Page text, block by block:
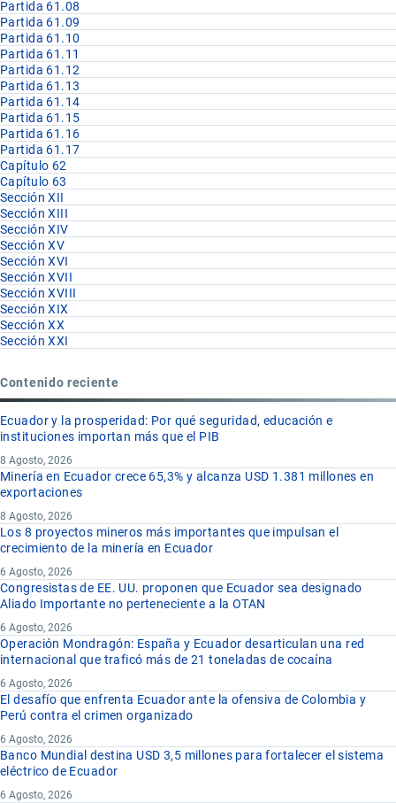
Partida 61.08
Partida 61.09
Partida 61.10
Partida 61.11
Partida 61.12
Partida 61.13
Partida 61.14
Partida 61.15
Partida 61.16
Partida 61.17
Capítulo 62
Capítulo 63
Sección XII
Sección XIII
Sección XIV
Sección XV
Sección XVI
Sección XVII
Sección XVIII
Sección XIX
Sección XX
Sección XXI
Contenido reciente
Ecuador y la prosperidad: Por qué seguridad, educación e
instituciones importan más que el PIB
8 Agosto, 2026
Minería en Ecuador crece 65,3% y alcanza USD 1.381 millones en
exportaciones
8 Agosto, 2026
Los 8 proyectos mineros más importantes que impulsan el
crecimiento de la minería en Ecuador
6 Agosto, 2026
Congresistas de EE. UU. proponen que Ecuador sea designado
Aliado Importante no perteneciente a la OTAN
6 Agosto, 2026
Operación Mondragón: España y Ecuador desarticulan una red
internacional que traficó más de 21 toneladas de cocaína
6 Agosto, 2026
El desafío que enfrenta Ecuador ante la ofensiva de Colombia y
Perú contra el crimen organizado
6 Agosto, 2026
Banco Mundial destina USD 3,5 millones para fortalecer el sistema
eléctrico de Ecuador
6 Agosto, 2026